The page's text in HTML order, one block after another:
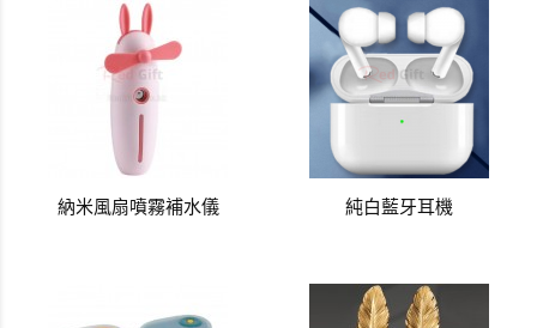
納米風扇噴霧補水儀 純白藍牙耳機